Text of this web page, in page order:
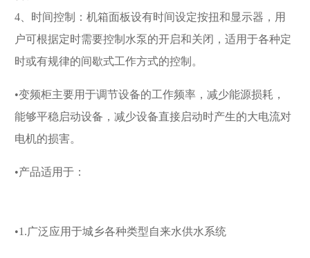
4、时间控制：机箱面板设有时间设定按扭和显示器，用
户可根据定时需要控制水泵的开启和关闭，适用于各种定
时或有规律的间歇式工作方式的控制。
•变频柜主要用于调节设备的工作频率，减少能源损耗，
能够平稳启动设备，减少设备直接启动时产生的大电流对
电机的损害。
•产品适用于：
•1.广泛应用于城乡各种类型自来水供水系统